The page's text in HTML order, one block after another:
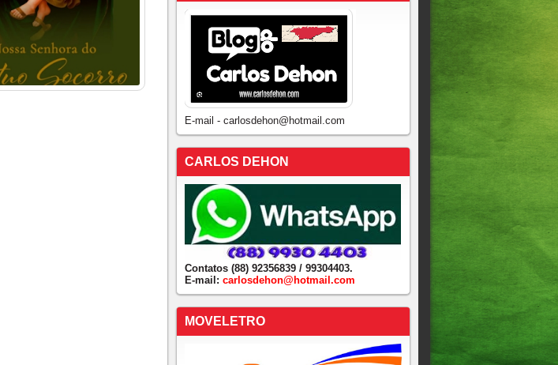
E-mail - carlosdehon@hotmail.com
CARLOS DEHON
Contatos (88) 92356839 / 99304403.
E-mail: carlosdehon@hotmail.com
MOVELETRO